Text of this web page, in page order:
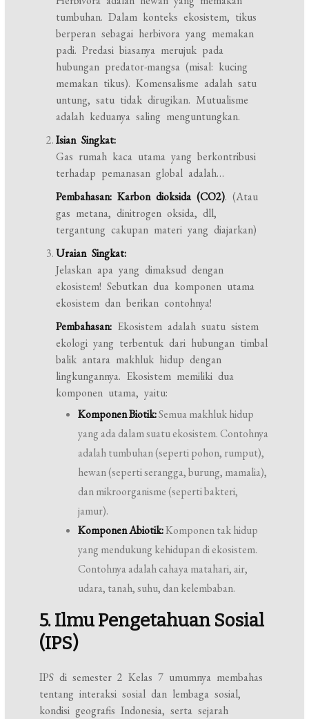
tumbuhan. Dalam konteks ekosistem, tikus
berperan sebagai herbivora yang memakan
padi. Predasi biasanya merujuk pada
hubungan predator-mangsa (misal: kucing
memakan tikus). Komensalisme adalah satu
untung, satu tidak dirugikan. Mutualisme
adalah keduanya saling menguntungkan.
Isian Singkat:
Gas rumah kaca utama yang berkontribusi
terhadap pemanasan global adalah…
Pembahasan: Karbon dioksida (CO2). (Atau
gas metana, dinitrogen oksida, dll,
tergantung cakupan materi yang diajarkan)
Uraian Singkat:
Jelaskan apa yang dimaksud dengan
ekosistem! Sebutkan dua komponen utama
ekosistem dan berikan contohnya!
Pembahasan: Ekosistem adalah suatu sistem
ekologi yang terbentuk dari hubungan timbal
balik antara makhluk hidup dengan
lingkungannya. Ekosistem memiliki dua
komponen utama, yaitu:
Komponen Biotik:Semua makhluk hidup
yang ada dalam suatu ekosistem. Contohnya
adalah tumbuhan (seperti pohon, rumput),
hewan (seperti serangga, burung, mamalia),
dan mikroorganisme (seperti bakteri,
jamur).
Komponen Abiotik:Komponen tak hidup
yang mendukung kehidupan di ekosistem.
Contohnya adalah cahaya matahari, air,
udara, tanah, suhu, dan kelembaban.
5. Ilmu Pengetahuan Sosial
(IPS)
IPS di semester 2 Kelas 7 umumnya membahas
tentang interaksi sosial dan lembaga sosial,
kondisi geografis Indonesia, serta sejarah